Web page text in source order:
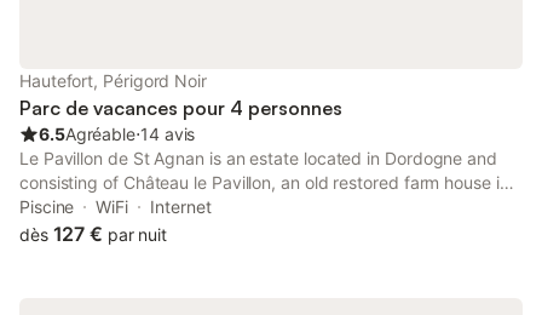
Hautefort, Périgord Noir
Parc de vacances pour 4 personnes
6.5Agréable⋅14 avis
Le Pavillon de St Agnan is an estate located in Dordogne and
consisting of Château le Pavillon, an old restored farm house in
which 5 cottages are situated in an 11-acre park with 2 heated
pools, a hot tub and playground areas.
Piscine WiFi
Internet
dès 127 € par nuit